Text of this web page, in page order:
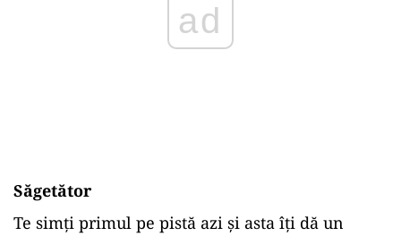
ad
Săgetător
Te simți primul pe pistă azi și asta îți dă un